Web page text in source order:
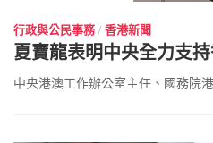
行政與公民事務/ 香港新聞
夏寶龍表明中央全力支
中央港澳工作辦公室主任、國務院